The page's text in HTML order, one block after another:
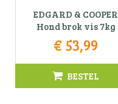
EDGARD & COOPER
Hond brok vis 7kg
€ 53,99
BESTEL